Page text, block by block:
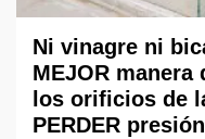
Ni vinagre ni
MEJOR
los orificios de
PERDER presión